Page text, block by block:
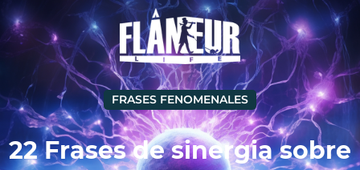
FRASES FENOMENALES
22 Frases de sinergia sobre